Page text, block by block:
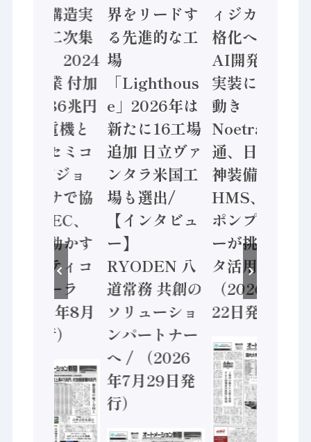
「経済構造実
態調査二次集
計結果」2024
年製造業 付加
価値額86兆円
/ 三菱電機と
ソニーセミコ
ン AIビジョ
ンセンサで協
業 / IDEC、
安全に動かす
セーフティコ
ントローラ
（2026年8月
5日発行）
界をリードす
る先進的な工
場
「Lighthous
e」2026年は
新たに16工場
追加 日立ヴァ
ンタラ米国工
場も選出/
【インタビュ
ー】
RYODEN 八
道常務 共創の
ソリューショ
ンパートナー
へ / （2026
年7月29日発
行）
ィジカルAI本
格化へ 国産
AI開発や社会
実装に活発な
動き
Noetra、富士
通、日立 / 兵
神装備 ×
HMS、老舗
ポンプメーカ
ーが挑むデー
タ活用 など
（2026年7月
22日発行）